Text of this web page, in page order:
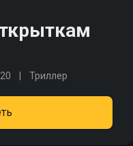
Триллер